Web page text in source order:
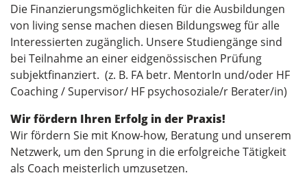
Die Finanzierungsmöglichkeiten für die Ausbildungen
von living sense machen diesen Bildungsweg für alle
Interessierten zugänglich. Unsere Studiengänge sind
bei Teilnahme an einer eidgenössischen Prüfung
subjektfinanziert. (z. B. FA betr. MentorIn und/oder HF
Coaching / Supervisor/ HF psychosoziale/r Berater/in)
Wir fördern Ihren Erfolg in der Praxis!
Wir fördern Sie mit Know-how, Beratung und unserem
Netzwerk, um den Sprung in die erfolgreiche Tätigkeit
als Coach meisterlich umzusetzen.